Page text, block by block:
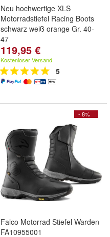
Neu hochwertige XLS
Motorradstiefel Racing Boots
schwarz weiß orange Gr. 40-
47
119,95 €
Kostenloser Versand
5
- 8%
Falco Motorrad Stiefel Warden
FA10955001